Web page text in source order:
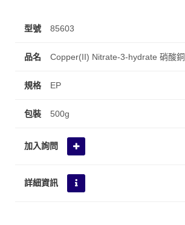
85603
Copper(II) Nitrate-3-hydrate 硝酸銅
EP
500g